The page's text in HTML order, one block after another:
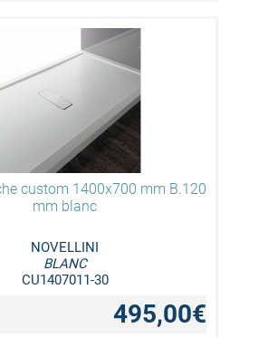
custom 1400x700 mm B.120
mm blanc
NOVELLINI
BLANC
CU1407011-30
495,00€